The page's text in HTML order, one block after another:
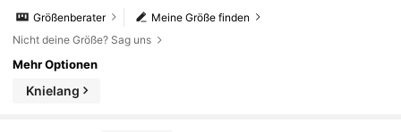
Meine Größe finden
Größenberater
Nicht deine Größe? Sag uns
Mehr Optionen
Knielang